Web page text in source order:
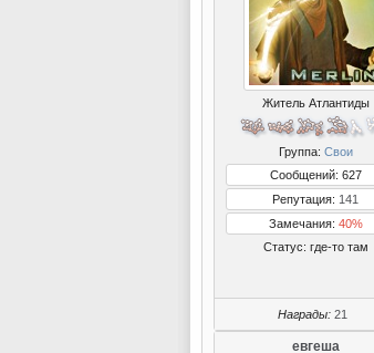
Житель Атлантиды
Группа: Свои
Сообщений: 627
Репутация: 141
Замечания: 40%
Статус: где-то там
Награды: 21
евгеша